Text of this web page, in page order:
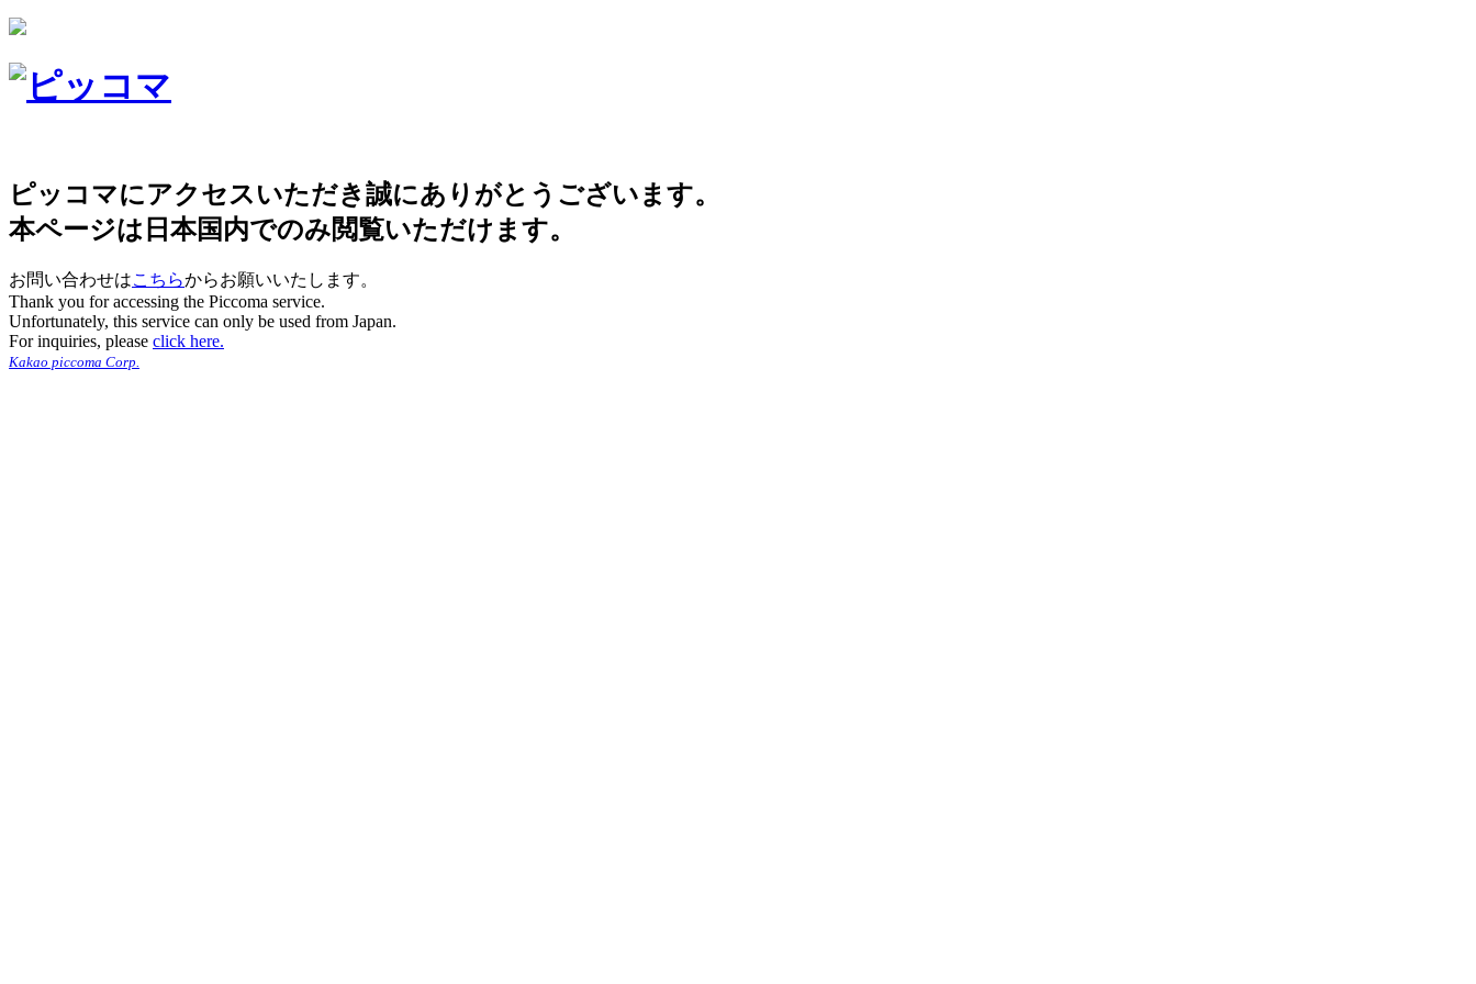
ピッコマにアクセスいただき誠にありがとうございます。
本ページは日本国内でのみ閲覧いただけます。
お問い合わせはこちらからお願いいたします。
Thank you for accessing the Piccoma service.
Unfortunately, this service can only be used from Japan.
For inquiries, please click here.
Kakao piccoma Corp.